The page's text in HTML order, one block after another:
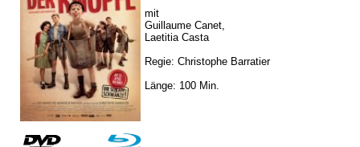
mit
Guillaume Canet,
Laetitia Casta
Regie: Christophe Barratier
Länge: 100 Min.